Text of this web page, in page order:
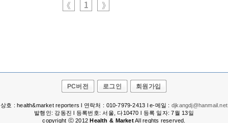
《 1 》
PC버전 로그인 회원가입
상호 : health&market reporters l 연락처 : 010-7979-2413 l e-메일 :djkangdj@hanmail.net
발행인: 강동진 l 등록번호: 서울, 다10470 l 등록 일자: 7월 13일
copyright ⓒ 2012Health & MarketAll reghts reserved.